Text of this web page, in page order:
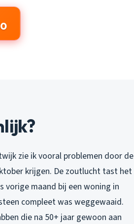
zie ik vooral problemen door de
krijgen. De zoutlucht tast het
vorige maand bij een woning in
compleet was weggewaaid.
die na 50+ jaar gewoon aan